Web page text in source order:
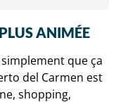
ANIMÉE
que ça
del Carmen est
shopping,